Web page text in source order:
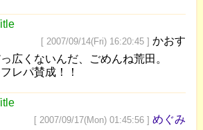
[ 2007/09/14(Fri) 16:20:45 ] かおす
広くないんだ、ごめんね荒田。
レパ賛成！！
[ 2007/09/17(Mon) 01:45:56 ] めぐみ